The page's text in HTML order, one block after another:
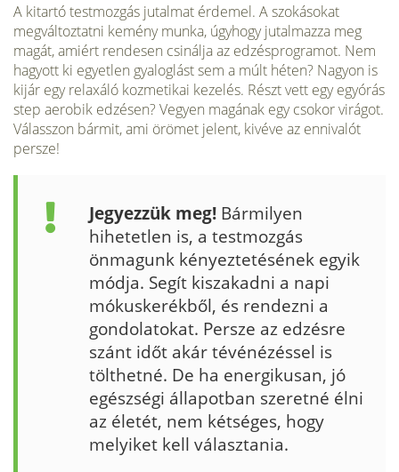
A kitartó testmozgás jutalmat érdemel. A szokásokat
megváltoz­tatni kemény munka, úgyhogy jutalmazza meg
magát, amiért rendesen csinálja az edzésprogramot. Nem
hagyott ki egyetlen gyaloglást sem a múlt héten? Na­gyon is
kijár egy relaxáló kozmetikai kezelés. Részt vett egy egyórás
step aerobik edzésen? Vegyen magának egy csokor virágot.
Válasszon bármit, ami örömet je­lent, kivéve az ennivalót
persze!
Jegyezzük meg! Bármilyen
hihetetlen is, a testmozgás
önmagunk kényeztetésének egyik
mód­ja. Segít kiszakadni a napi
mókuskerékből, és rendezni a
gondolatokat. Persze az edzésre
szánt időt akár tévénézéssel is
tölthetné. De ha energikusan, jó
egészségi állapotban szeretné élni
az életét, nem kétséges, hogy
melyiket kell választania.